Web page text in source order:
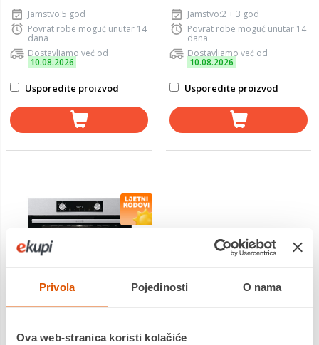
Privola Pojedinosti O nama
Ova web-stranica koristi kolačiće
Jamstvo:5 god
Povrat robe moguć unutar 14
dana
Dostavljamo već od
10.08.2026
Usporedite proizvod
Jamstvo:2 + 3 god
Povrat robe moguć unutar 14
dana
Dostavljamo već od
10.08.2026
Usporedite proizvod
Gorenje pećnica